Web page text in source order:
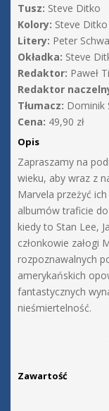
Tusz: Steve Ditko
Kolory: Steve Ditko
Litery: Peter
Okładka: Steve
Redaktor: Paweł
Redaktor
Tłumacz: Dominik
Cena: 49,90 zł
Opis
Zapraszamy na
wieku, aby wraz z
Marvela przeżyć
albumów traficie
kiedy to Stan Lee,
członkowie załogi
rozpoznawalnych
amerykańskich
fantastycznych
nieśmiertelność.
Zawartość